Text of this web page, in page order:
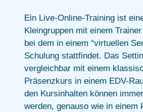
Ein Live-Online-Training ist
Kleingruppen mit einem
bei dem in einem “virtuellen
Schulung stattfindet. Das
vergleichbar mit einem
Präsenzkurs in einem EDV-
den Kursinhalten können
werden, genauso wie in einem